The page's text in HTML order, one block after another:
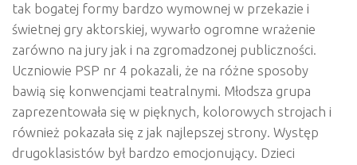
tak bogatej formy bardzo wymownej w przekazie i
świetnej gry aktorskiej, wywarło ogromne wrażenie
zarówno na jury jak i na zgromadzonej publiczności.
Uczniowie PSP nr 4 pokazali, że na różne sposoby
bawią się konwencjami teatralnymi. Młodsza grupa
zaprezentowała się w pięknych, kolorowych strojach i
również pokazała się z jak najlepszej strony. Występ
drugoklasistów był bardzo emocjonujący. Dzieci